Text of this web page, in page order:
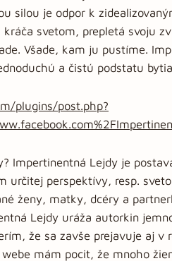
silou je odpor k
svetom, prepletá svoju
Všade, kam ju pustíme.
a čistú podstatu
plugins/post.php?
Impertinentná Lejdy je
určitej perspektívy, resp.
ženy, matky, dcéry a
Lejdy uráža autorkin
že sa zavše prejavuje aj v
mám pocit, že mnoho